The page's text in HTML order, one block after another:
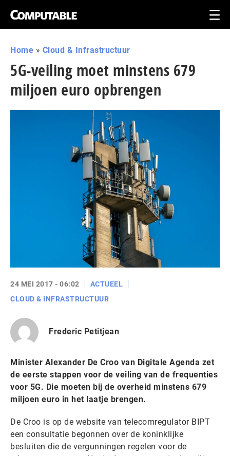
Home » Cloud & Infrastructuur
5G-veiling moet minstens 679
miljoen euro opbrengen
24 MEI 2017 - 06:02
ACTUEEL
CLOUD & INFRASTRUCTUUR
Frederic Petitjean
Minister Alexander De Croo van Digitale Agenda zet
de eerste stappen voor de veiling van de frequenties
voor 5G. Die moeten bij de overheid minstens 679
miljoen euro in het laatje brengen.
De Croo is op de website van telecomregulator BIPT
een consultatie begonnen over de koninklijke
besluiten die de vergunningen regelen voor de